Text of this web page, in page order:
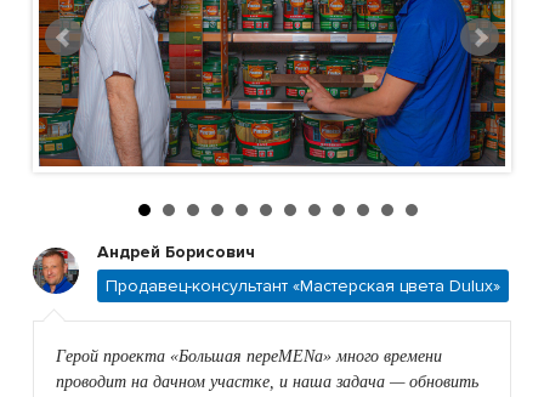
Андрей Борисович
Продавец-консультант «Мастерская цвета Dulux»
Герой проекта «Большая переMENа» много времени
проводит на дачном участке, и наша задача — обновить